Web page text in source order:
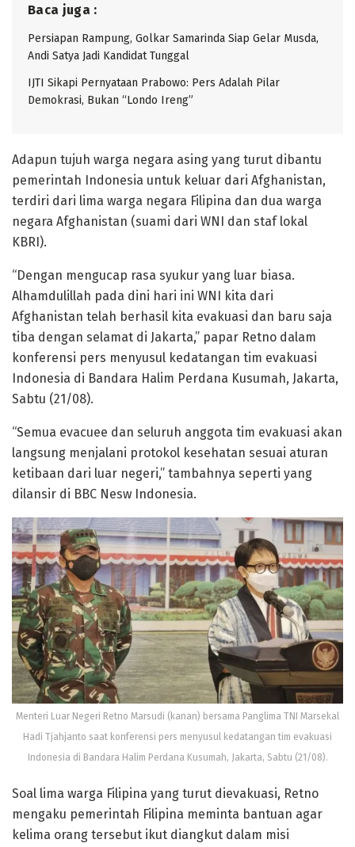
Baca juga :
Persiapan Rampung, Golkar Samarinda Siap Gelar Musda,
Andi Satya Jadi Kandidat Tunggal
IJTI Sikapi Pernyataan Prabowo: Pers Adalah Pilar
Demokrasi, Bukan “Londo Ireng”
Adapun tujuh warga negara asing yang turut dibantu
pemerintah Indonesia untuk keluar dari Afghanistan,
terdiri dari lima warga negara Filipina dan dua warga
negara Afghanistan (suami dari WNI dan staf lokal
KBRI).
“Dengan mengucap rasa syukur yang luar biasa.
Alhamdulillah pada dini hari ini WNI kita dari
Afghanistan telah berhasil kita evakuasi dan baru saja
tiba dengan selamat di Jakarta,” papar Retno dalam
konferensi pers menyusul kedatangan tim evakuasi
Indonesia di Bandara Halim Perdana Kusumah, Jakarta,
Sabtu (21/08).
“Semua evacuee dan seluruh anggota tim evakuasi akan
langsung menjalani protokol kesehatan sesuai aturan
ketibaan dari luar negeri,” tambahnya seperti yang
dilansir di BBC Nesw Indonesia.
Menteri Luar Negeri Retno Marsudi (kanan) bersama Panglima TNI Marsekal
Hadi Tjahjanto saat konferensi pers menyusul kedatangan tim evakuasi
Indonesia di Bandara Halim Perdana Kusumah, Jakarta, Sabtu (21/08).
Soal lima warga Filipina yang turut dievakuasi, Retno
mengaku pemerintah Filipina meminta bantuan agar
kelima orang tersebut ikut diangkut dalam misi